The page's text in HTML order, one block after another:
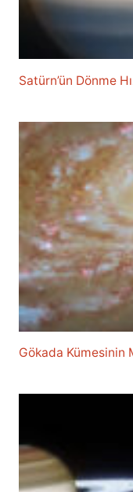
Satürn’ün Dönme
Gökada Kümesinin